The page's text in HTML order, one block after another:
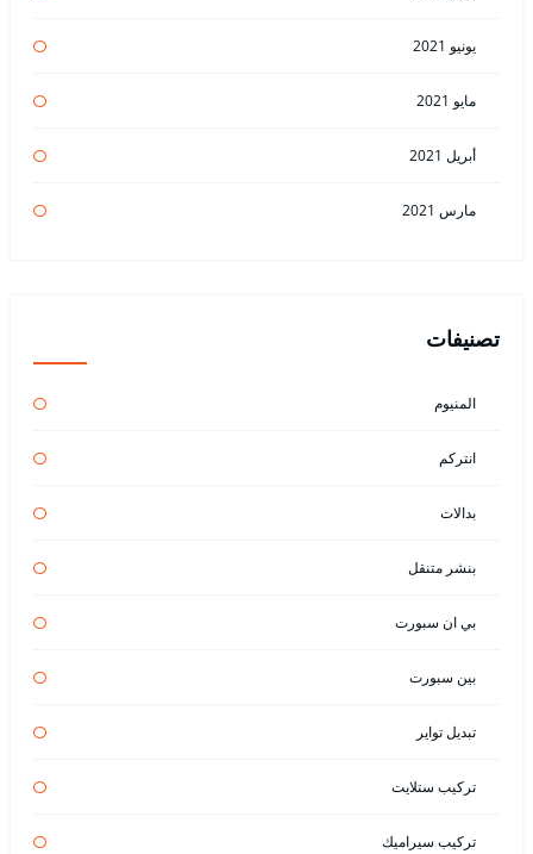
يونيو 2021
مايو 2021
أبريل 2021
مارس 2021
تصنيفات
المنيوم
انتركم
بدالات
بنشر متنقل
بي ان سبورت
بين سبورت
تبديل تواير
تركيب ستلايت
تركيب سيراميك